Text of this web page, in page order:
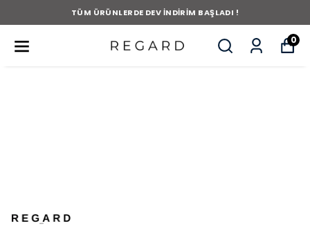
TÜM ÜRÜNLERDE DEV İNDİRİM BAŞLADI !
0